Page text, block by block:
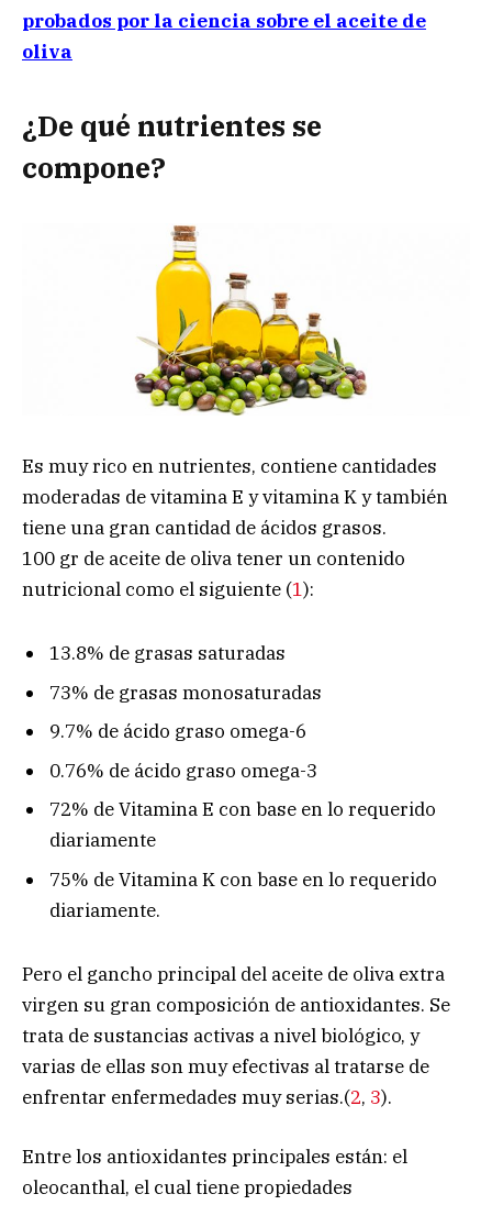
probados por la ciencia sobre el aceite de
oliva
¿De qué nutrientes se
compone?
Es muy rico en nutrientes, contiene cantidades
moderadas de vitamina E y vitamina K y también
tiene una gran cantidad de ácidos grasos.
100 gr de aceite de oliva tener un contenido
nutricional como el siguiente (1):
13.8% de grasas saturadas
73% de grasas monosaturadas
9.7% de ácido graso omega-6
0.76% de ácido graso omega-3
72% de Vitamina E con base en lo requerido
diariamente
75% de Vitamina K con base en lo requerido
diariamente.
Pero el gancho principal del aceite de oliva extra
virgen su gran composición de antioxidantes. Se
trata de sustancias activas a nivel biológico, y
varias de ellas son muy efectivas al tratarse de
enfrentar enfermedades muy serias.(2, 3).
Entre los antioxidantes principales están: el
oleocanthal, el cual tiene propiedades